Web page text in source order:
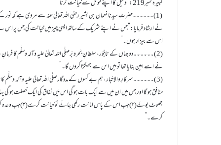
کبيرہ نمبر219: وکيل کا اپنے موکل سے خيانت کرنا
(1)۔۔۔۔۔۔حضرت سيدنا نعمان بن بشير رضی اللہ تعالیٰ عنہ سے مروی ہے کہ نور کے
نے ارشاد فرمايا:”جس نے اپنے شريک کے ساتھ ايسی چيز ميں خيانت کی جس پر اس نے
اس سے بيزار ہوں۔”
(2)۔۔۔۔۔۔دو جہاں کے تاجْوَر، سلطانِ بَحرو بَرصلَّی اللہ تعالیٰ علیہ وآلہ
نے اسے امين بنايا تھا تو ميں اس سے جھگڑا کروں گا۔”
کرے۔”